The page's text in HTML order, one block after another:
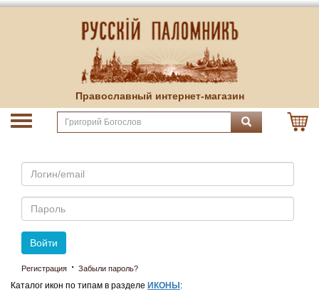
Православный интернет-магазин
Email
Пароль
Войти
Регистрация · Забыли пароль?
Каталог икон по типам в разделе ИКОНЫ :